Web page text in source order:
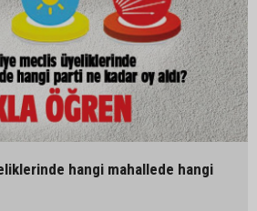
hangi mahallede hangi